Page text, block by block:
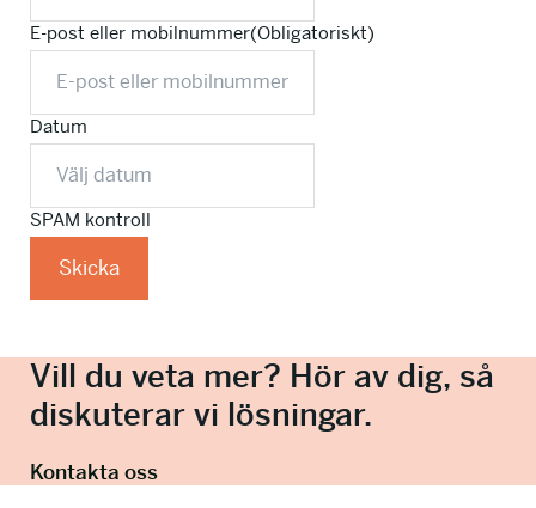
E-post eller mobilnummer(Obligatoriskt)
Datum
SPAM kontroll
Vill du veta mer? Hör av dig, så
diskuterar vi lösningar.
Kontakta oss